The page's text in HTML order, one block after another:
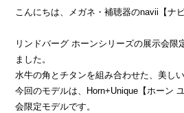
こんにちは、メガネ・補聴器のnavii【ナビ
リンドバーグ ホーンシリーズの展示会限
ました。
水牛の角とチタンを組み合わせた、美し
今回のモデルは、Horn+Unique【ホーン
会限定モデルです。